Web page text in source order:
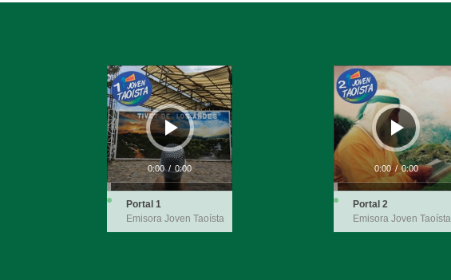
Reproductor
de
audio
0:00 / 0:00
Portal 1
Emisora Joven Taoísta
Reproductor
de
audio
0:00 / 0:00
Portal 2
Emisora Joven Taoísta